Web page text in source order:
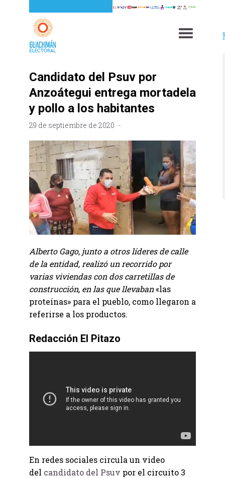
Candidato del Psuv por
Anzoátegui entrega mortadela
y pollo a los habitantes
29 de septiembre de 2020
Alberto Gago, junto a otros líderes de calle
de la entidad, realizó un recorrido por
varias viviendas con dos carretillas de
construcción, en las que llevaban«las
proteínas» para el pueblo, como llegaron a
referirse a los productos.
Redacción El Pitazo
En redes sociales circula un video
del candidato del Psuv por el circuito 3